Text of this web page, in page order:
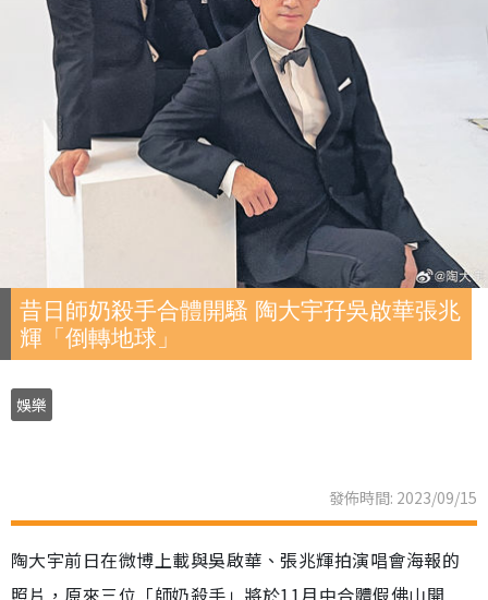
昔日師奶殺手合體開騷 陶大宇孖吳啟華張兆
輝「倒轉地球」
娛樂
發佈時間: 2023/09/15
陶大宇前日在微博上載與吳啟華、張兆輝拍演唱會海報的
照片，原來三位「師奶殺手」將於11月中合體假佛山開